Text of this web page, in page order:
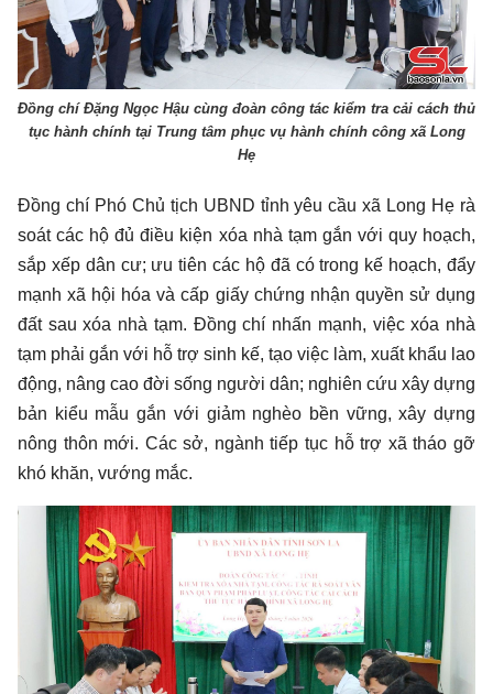
Đồng chí Đặng Ngọc Hậu cùng đoàn công tác kiểm tra cải cách thủ
tục hành chính tại Trung tâm phục vụ hành chính công xã Long
Hẹ
Đồng chí Phó Chủ tịch UBND tỉnh yêu cầu xã Long Hẹ rà
soát các hộ đủ điều kiện xóa nhà tạm gắn với quy hoạch,
sắp xếp dân cư; ưu tiên các hộ đã có trong kế hoạch, đẩy
mạnh xã hội hóa và cấp giấy chứng nhận quyền sử dụng
đất sau xóa nhà tạm. Đồng chí nhấn mạnh, việc xóa nhà
tạm phải gắn với hỗ trợ sinh kế, tạo việc làm, xuất khẩu lao
động, nâng cao đời sống người dân; nghiên cứu xây dựng
bản kiểu mẫu gắn với giảm nghèo bền vững, xây dựng
nông thôn mới. Các sở, ngành tiếp tục hỗ trợ xã tháo gỡ
khó khăn, vướng mắc.